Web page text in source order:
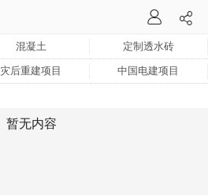
混凝土 定制透水砖
灾后重建项目 中国电建项目
暂无内容